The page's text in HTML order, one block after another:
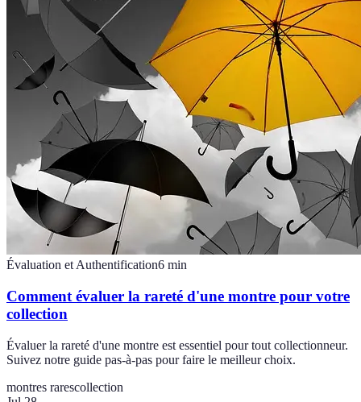
Évaluation et Authentification6 min
Comment évaluer la rareté d'une montre pour votre
collection
Évaluer la rareté d'une montre est essentiel pour tout collectionneur.
Suivez notre guide pas-à-pas pour faire le meilleur choix.
montres rarescollection